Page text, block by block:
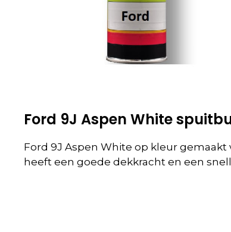
Ford 9J Aspen White
Ford 9J Aspen White op kleur
heeft een goede dekkracht en een